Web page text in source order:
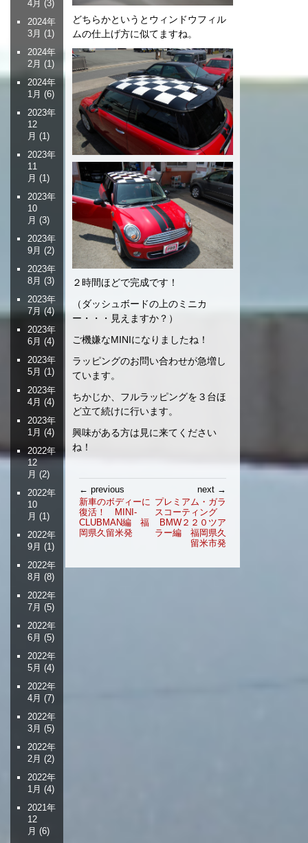
どちらかというとウィンドウフィル
ムの仕上げ方に似てますね。
２時間ほどで完成です！
（ダッシュボードの上のミニカ
ー・・・見えますか？）
ご機嫌なMINIになりましたね！
ラッピングのお問い合わせが急増し
ています。
ちかじか、フルラッピングを３台ほ
ど立て続けに行います。
興味がある方は見に来てください
ね！
稿
ナ
ビ
シ
← previous
新車のボディーに
復活！ MINI-
CLUBMAN編 福
岡県久留米発
next →
プレミアム・ガラ
スコーティング
BMW２２０ツア
ラー編 福岡県久
留米市発
4月 (3)
2024年
3月 (1)
2024年
2月 (1)
2024年
1月 (6)
2023年
12
月 (1)
2023年
11
月 (1)
2023年
10
月 (3)
2023年
9月 (2)
2023年
8月 (3)
2023年
7月 (4)
2023年
6月 (4)
2023年
5月 (1)
2023年
4月 (4)
2023年
1月 (4)
2022年
12
月 (2)
2022年
10
月 (1)
2022年
9月 (1)
2022年
8月 (8)
2022年
7月 (5)
2022年
6月 (5)
2022年
5月 (4)
2022年
4月 (7)
2022年
3月 (5)
2022年
2月 (2)
2022年
1月 (4)
2021年
12
月 (6)